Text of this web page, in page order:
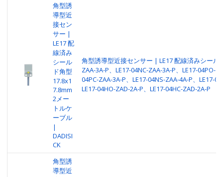
角型誘
導型近
接セン
サー |
LE17 配
線済み
シール
ド角型
17.8x1
7.8mm
2メー
トルケ
ーブル
|
DADISI
CK
角型誘導型近接センサー | LE17 配線済みシール
ZAA-3A-P、LE17-04NC-ZAA-3A-P、LE17-04PO-
04PC-ZAA-3A-P、LE17-04NS-ZAA-4A-P、LE17-
LE17-04HO-ZAD-2A-P、LE17-04HC-ZAD-2A-P
角型誘
導型近